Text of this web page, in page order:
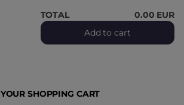
TOTAL 0.00 EUR
Add to cart
YOUR SHOPPING CART